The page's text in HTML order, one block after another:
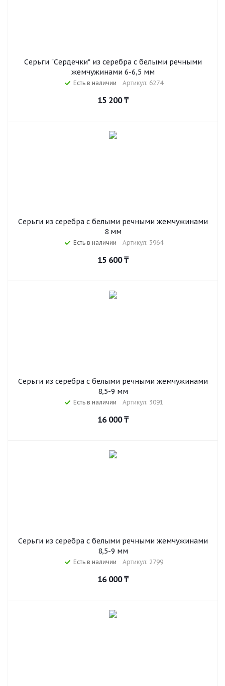
Серьги "Сердечки" из серебра c белыми речными
жемчужинами 6-6,5 мм
Есть в наличии Артикул: 6274
15 200₸
Серьги из серебра c белыми речными жемчужинами
8 мм
Есть в наличии Артикул: 3964
15 600₸
Серьги из серебра c белыми речными жемчужинами
8,5-9 мм
Есть в наличии Артикул: 3091
16 000₸
Серьги из серебра с белыми речными жемчужинами
8,5-9 мм
Есть в наличии Артикул: 2799
16 000₸